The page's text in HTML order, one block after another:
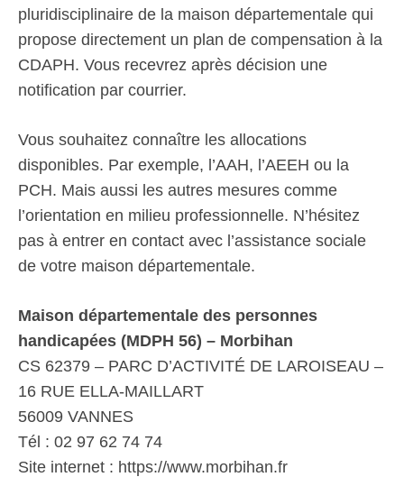
pluridisciplinaire de la maison départementale qui
propose directement un plan de compensation à la
CDAPH. Vous recevrez après décision une
notification par courrier.
Vous souhaitez connaître les allocations
disponibles. Par exemple, l’AAH, l’AEEH ou la
PCH. Mais aussi les autres mesures comme
l’orientation en milieu professionnelle. N’hésitez
pas à entrer en contact avec l’assistance sociale
de votre maison départementale.
Maison départementale des personnes
handicapées (MDPH 56) – Morbihan
CS 62379 – PARC D’ACTIVITÉ DE LAROISEAU –
16 RUE ELLA-MAILLART
56009 VANNES
Tél : 02 97 62 74 74
Site internet : https://www.morbihan.fr